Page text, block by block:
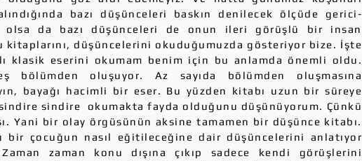
bazı düşünceleri baskın denilecek ölçüde gerici-
olsa da bazı düşünceleri de onun ileri görüşlü bir insan
kitaplarını, düşüncelerini okuduğumuzda gösteriyor bize. İşte
klasik eserini okumam benim için bu anlamda önemli oldu.
bölümden oluşuyor. Az sayıda bölümden oluşmasına
bayağı hacimli bir eser. Bu yüzden kitabı uzun bir süreye
sindire okumakta fayda olduğunu düşünüyorum. Çünkü
Yani bir olay örgüsünün aksine tamamen bir düşünce kitabı.
bir çocuğun nasıl eğitileceğine dair düşüncelerini anlatıyor
zaman konu dışına çıkıp sadece kendi görüşlerini